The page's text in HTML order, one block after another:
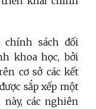
chính sách đối
khoa học, bởi
cơ sở các kết
sắp xếp một
các nghiên